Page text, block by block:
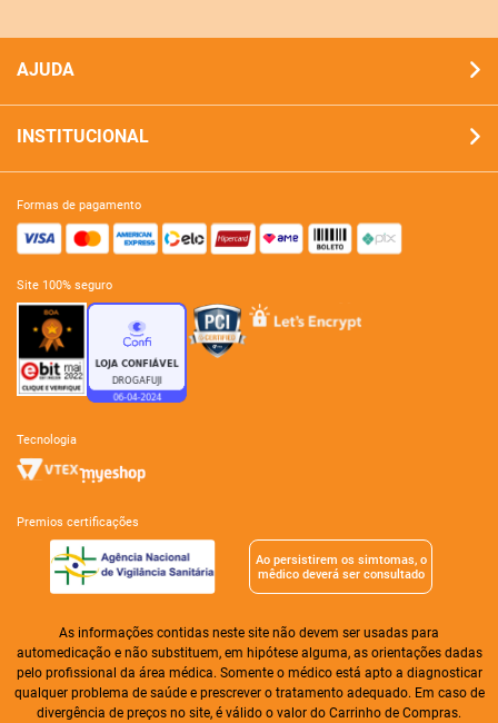
AJUDA
INSTITUCIONAL
formas de pagamento
site 100% seguro
tecnologia
premios certificações
Ao persistirem os simtomas, o
mêdico deverá ser consultado
As informações contidas neste site não devem ser usadas para
automedicação e não substituem, em hipótese alguma, as orientações dadas
pelo profissional da área médica. Somente o médico está apto a diagnosticar
qualquer problema de saúde e prescrever o tratamento adequado. Em caso de
divergência de preços no site, é válido o valor do Carrinho de Compras.